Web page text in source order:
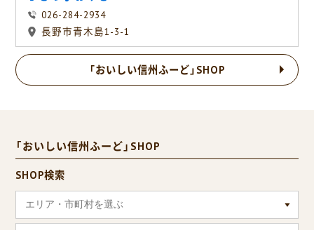
026-284-2934
長野市青木島1-3-1
「おいしい信州ふーど」SHOP
「おいしい信州ふーど」SHOP
SHOP検索
エリア・市町村を選ぶ